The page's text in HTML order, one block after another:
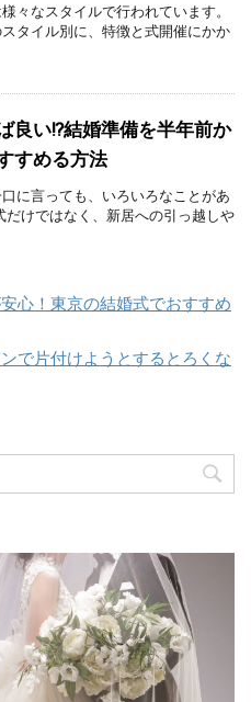
々なスタイルで行われています。
タイル別に、特徴と式開催にかか
良い!?結婚準備を半年前か
すめる方法
に言っても、いろいろなことがあ
だけではなく、新居への引っ越しや
心！東京の結婚式でおすすめ
で片付けようとするとろくな